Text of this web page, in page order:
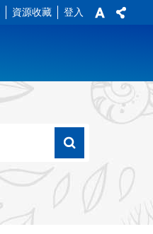
資源收藏 登入